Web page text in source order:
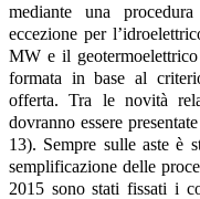
mediante una
eccezione per
MW e il
formata in base al
offerta. Tra le novità
dovranno essere
13). Sempre sulle aste è
semplificazione delle
2015 sono stati fissati i